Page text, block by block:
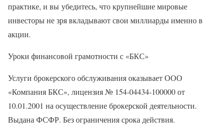
практике, и вы убедитесь, что крупнейшие мировые
инвесторы не зря вкладывают свои миллиарды именно в
акции.
Уроки финансовой грамотности с «БКС»
Услуги брокерского обслуживания оказывает ООО
«Компания БКС», лицензия № 154-04434-100000 от
10.01.2001 на осуществление брокерской деятельности.
Выдана ФСФР. Без ограничения срока действия.